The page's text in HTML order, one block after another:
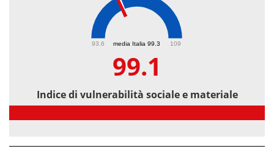
media Italia 99.3
93.6 109
99.1
Indice di vulnerabilità sociale e materiale